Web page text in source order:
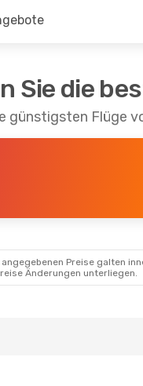
Sie die
günstigsten Flüge
Preise galten
Änderungen unterliegen.